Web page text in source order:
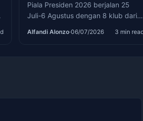
Piala Presiden 2026 berjalan 25
Juli-6 Agustus dengan 8 klub dari 4
Persebaya, PSMS, dan Arema.
Alfandi Alonzo·06/07/2026 3 min